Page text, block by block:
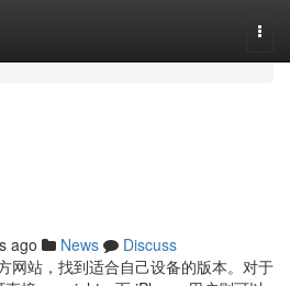
ago News
Discuss
网站，找到适合自己设备的版本。对于